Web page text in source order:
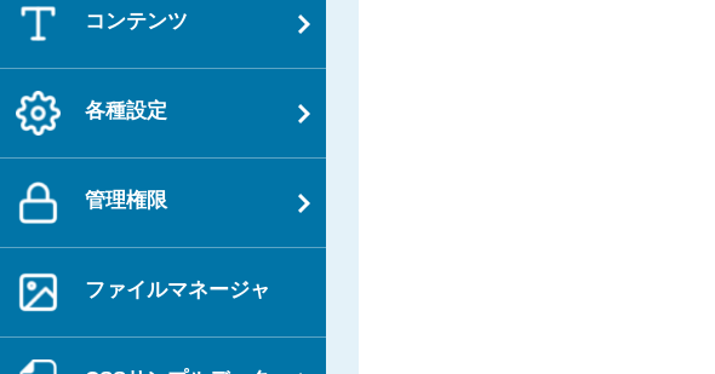
コンテンツ
各種設定
管理権限
ファイルマネージャ